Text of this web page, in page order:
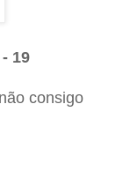
19
consigo